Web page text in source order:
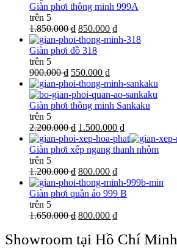
Giàn phơi thông minh 999A
trên 5
1.850.000 ₫ 850.000 ₫
Giàn phơi đồ 318
trên 5
900.000 ₫ 550.000 ₫
Giàn phơi thông minh Sankaku
trên 5
2.200.000 ₫ 1.500.000 ₫
Giàn phơi xếp ngang thanh nhôm
trên 5
1.200.000 ₫ 800.000 ₫
Giàn phơi quần áo 999 B
trên 5
1.650.000 ₫ 800.000 ₫
Showroom tại Hồ Chí Minh